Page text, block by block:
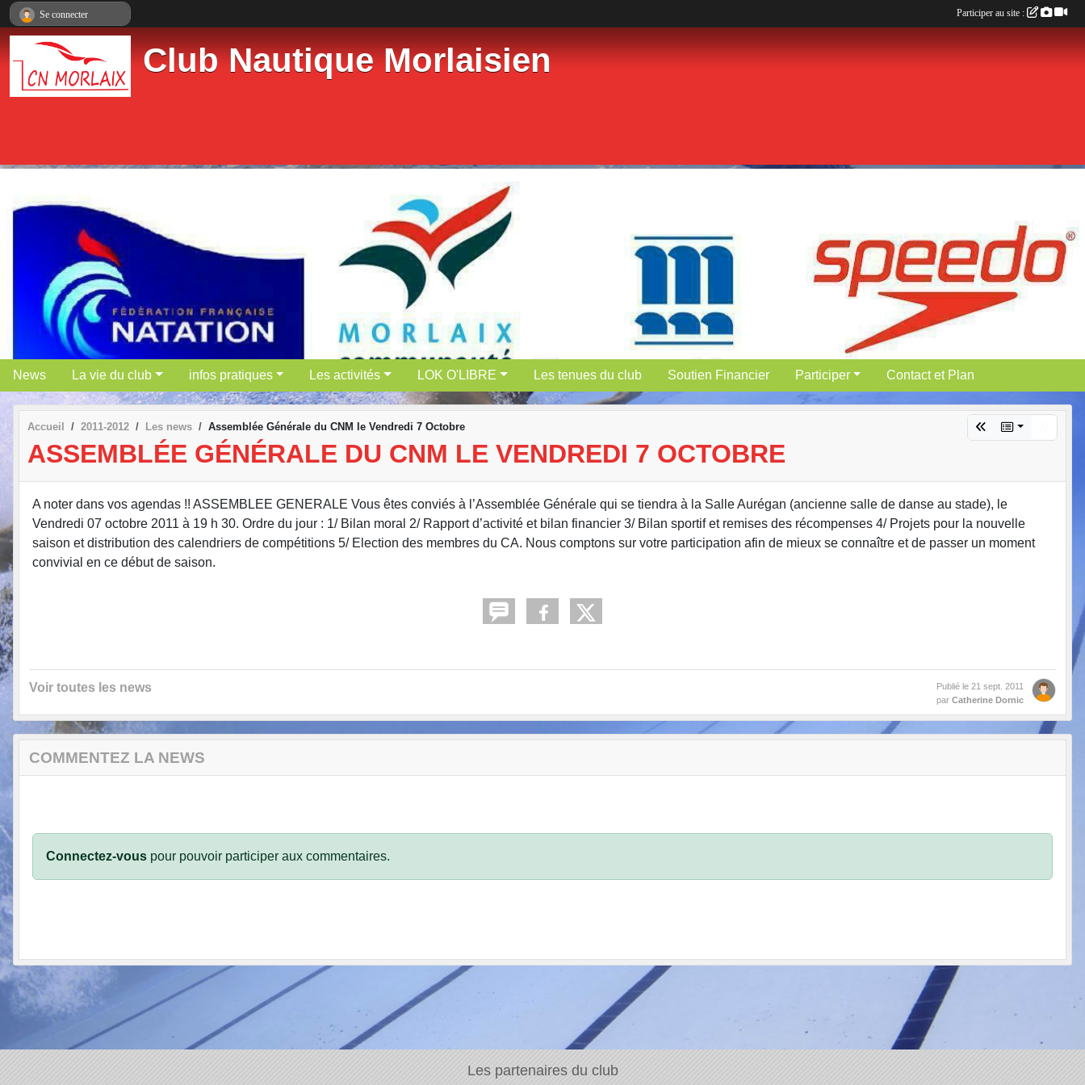
Club Nautique Morlaisien
News La vie du club infos pratiques Les activités LOK O'LIBRE Les tenues du club Soutien Financier Participer Contact et Plan
Accueil 2011-2012 Les news Assemblée Générale du CNM le Vendredi 7 Octobre
ASSEMBLÉE GÉNÉRALE DU CNM LE VENDREDI 7 OCTOBRE
A noter dans vos agendas !! ASSEMBLEE GENERALE Vous êtes conviés à l’Assemblée Générale qui se tiendra à la Salle Aurégan (ancienne salle de danse au stade), le
Vendredi 07 octobre 2011 à 19 h 30. Ordre du jour : 1/ Bilan moral 2/ Rapport d’activité et bilan financier 3/ Bilan sportif et remises des récompenses 4/ Projets pour la nouvelle
saison et distribution des calendriers de compétitions 5/ Election des membres du CA. Nous comptons sur votre participation afin de mieux se connaître et de passer un moment
convivial en ce début de saison.
Voir toutes les news Publié le 21 sept. 2011
par Catherine Dornic
COMMENTEZ LA NEWS
Connectez-vous pour pouvoir participer aux commentaires.
Les partenaires du club
Se connecter Participer au site :
Panneau de gestion des cookies